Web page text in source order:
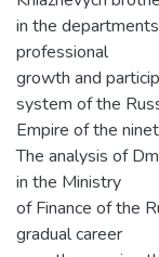
in the
professional
growth and
system of the
Empire of the
The analysis of
in the Ministry
of Finance of the
gradual career